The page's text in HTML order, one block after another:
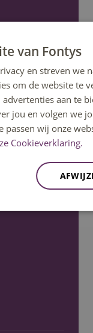
verder.
uur.
van Fontys
en streven we
om de website te
aan te
jou en volgen we
passen wij onze
Cookieverklaring.